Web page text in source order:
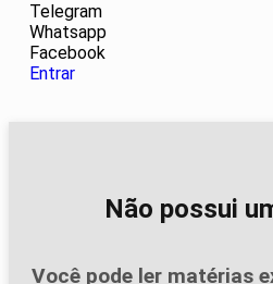
Telegram
Whatsapp
Facebook
Entrar
Não possui
Você pode ler matérias